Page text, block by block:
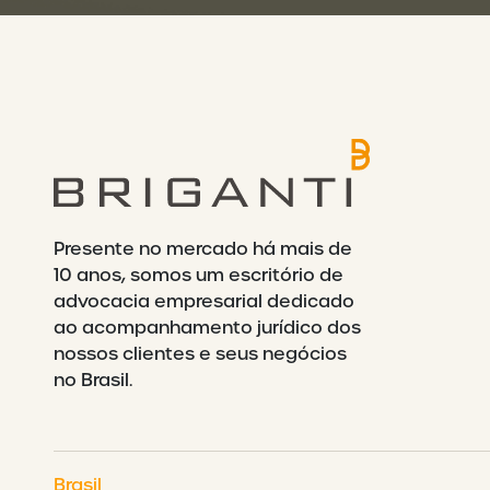
Presente no mercado há mais de
10 anos, somos um escritório de
advocacia empresarial dedicado
ao acompanhamento jurídico dos
nossos clientes e seus negócios
no Brasil.
Brasil